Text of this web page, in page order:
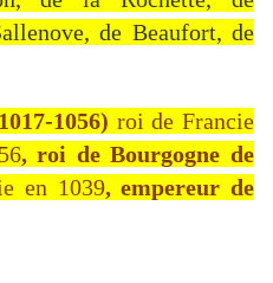
de Beaufort, de
1056) roi de Francie
, roi de Bourgogne de
en 1039, empereur de